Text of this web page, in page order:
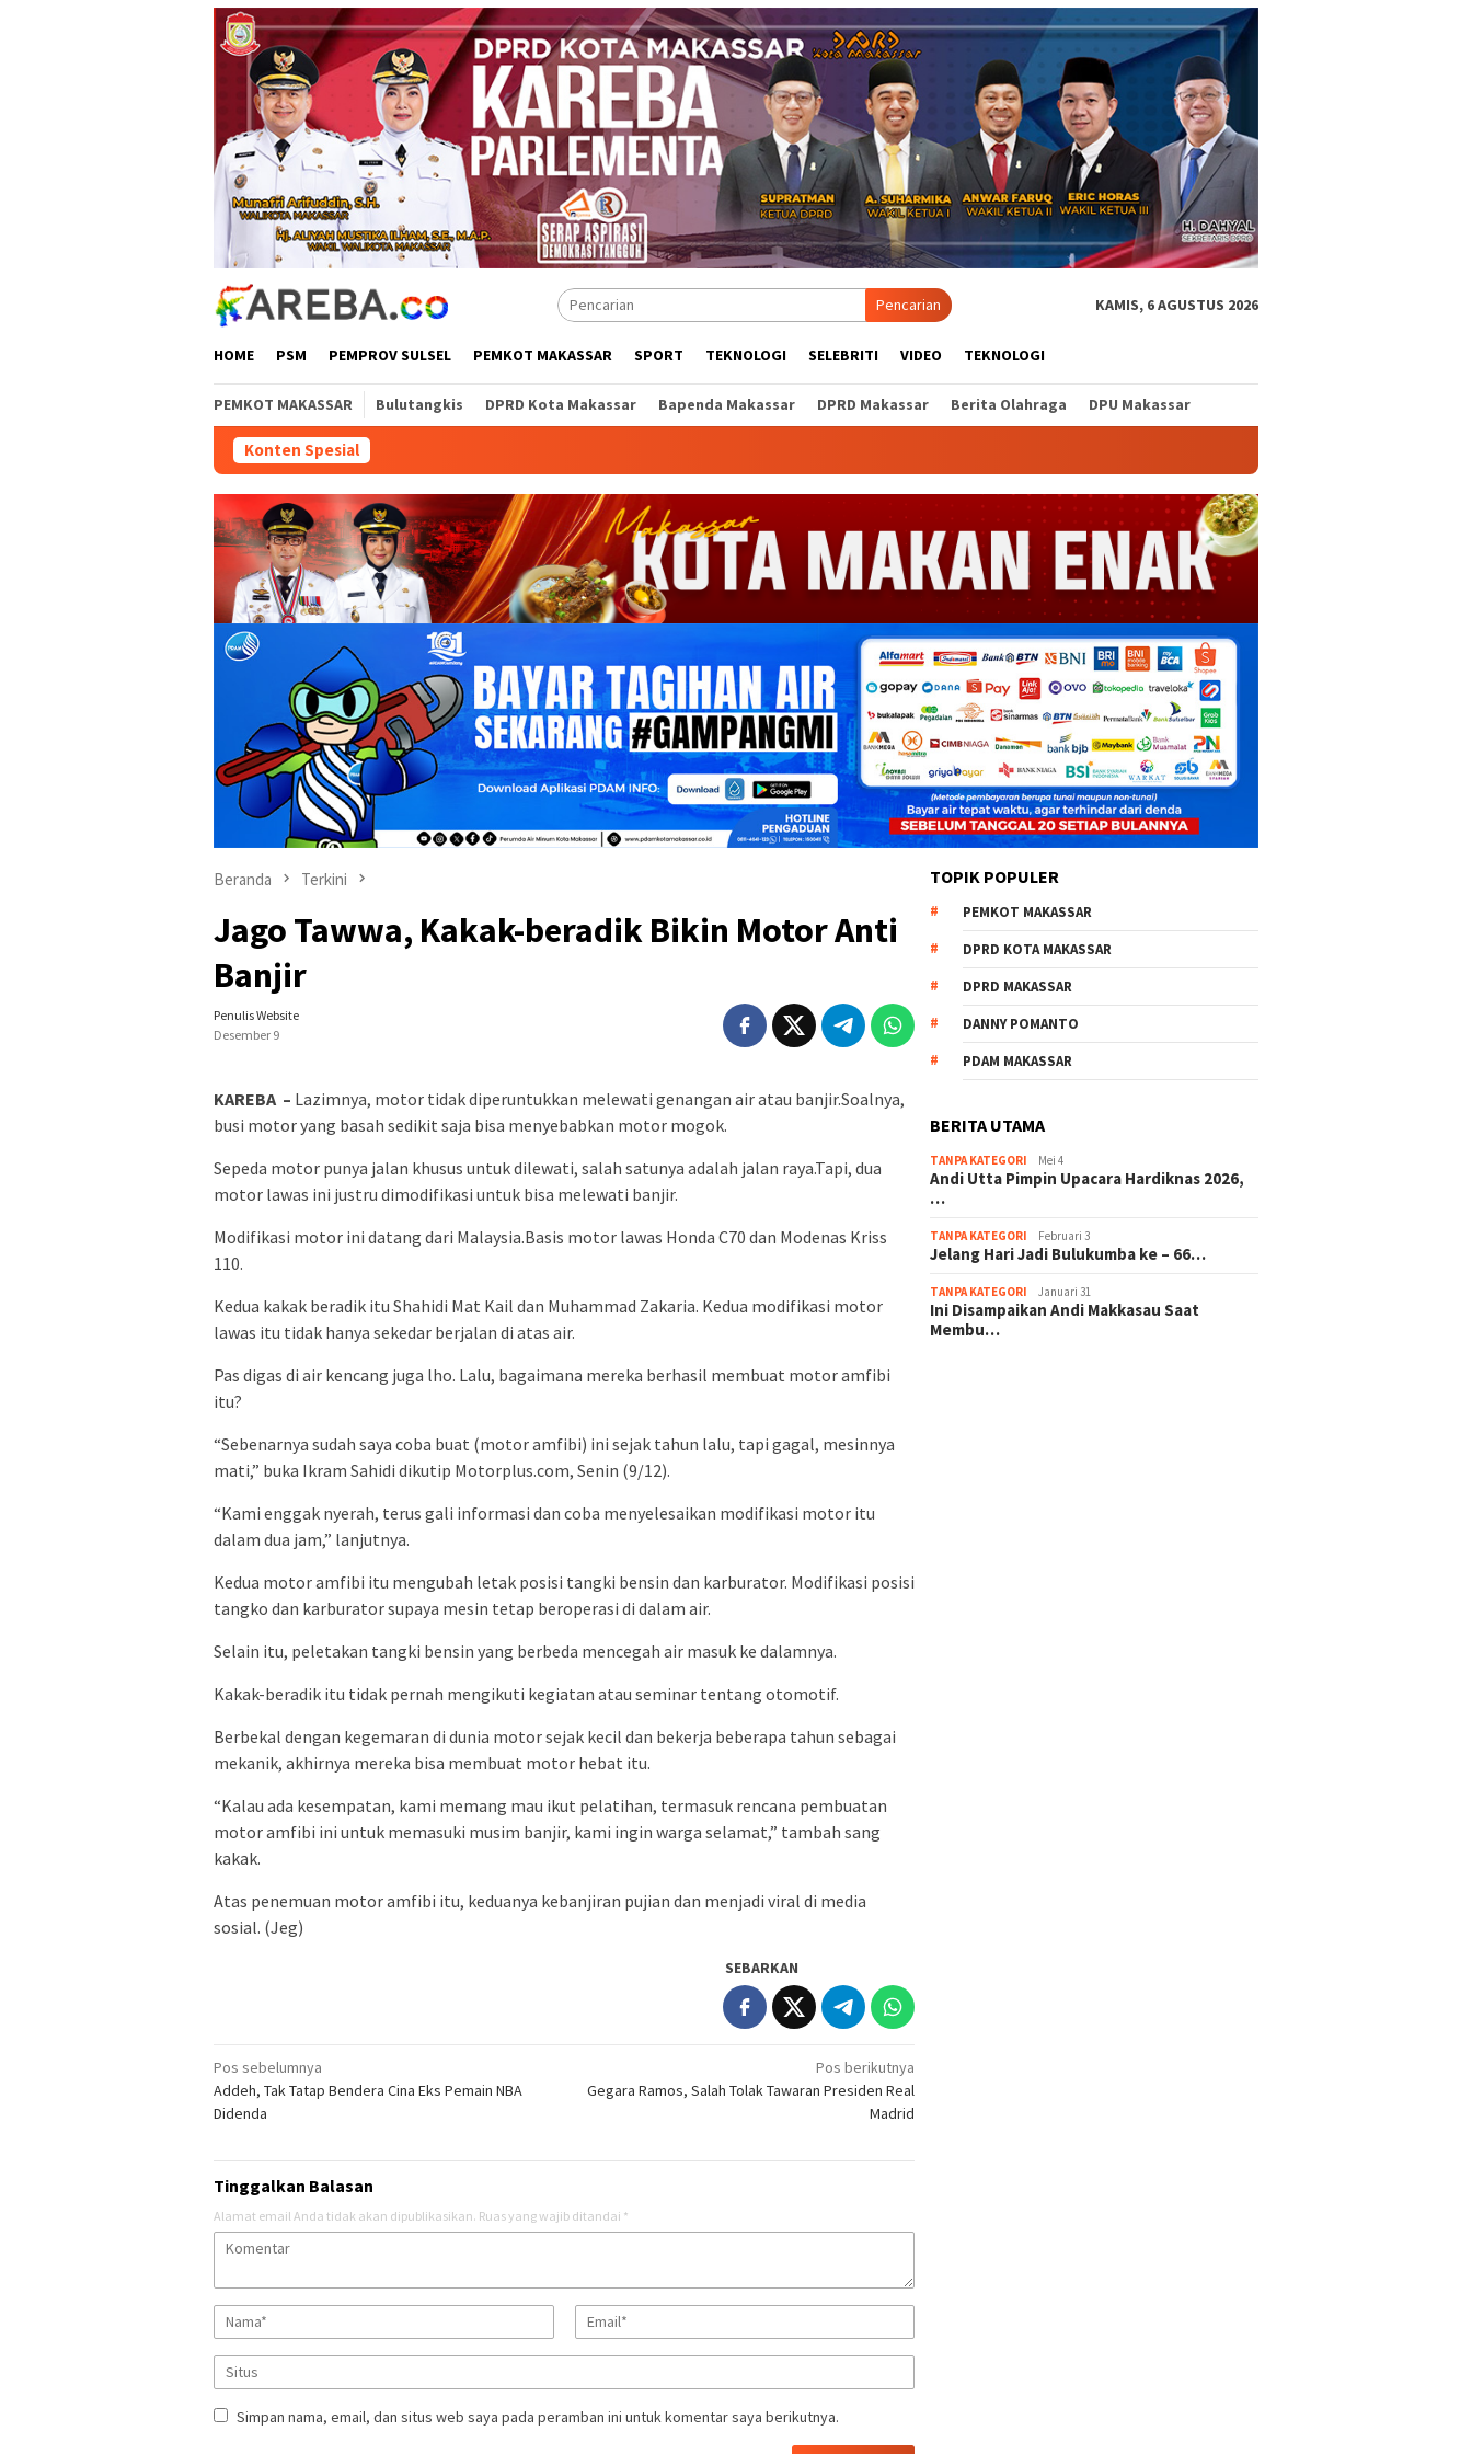
Pencarian KAMIS, 6 AGUSTUS 2026
HOME PSM PEMPROV SULSEL PEMKOT MAKASSAR SPORT TEKNOLOGI SELEBRITI VIDEO TEKNOLOGI
PEMKOT MAKASSAR Bulutangkis DPRD Kota Makassar Bapenda Makassar DPRD Makassar Berita Olahraga DPU Makassar
Konten Spesial
Beranda Terkini
Jago Tawwa, Kakak-beradik Bikin Motor Anti
Banjir
Penulis Website
Desember 9
KAREBA – Lazimnya, motor tidak diperuntukkan melewati genangan air atau banjir.Soalnya,
busi motor yang basah sedikit saja bisa menyebabkan motor mogok.
Sepeda motor punya jalan khusus untuk dilewati, salah satunya adalah jalan raya.Tapi, dua
motor lawas ini justru dimodifikasi untuk bisa melewati banjir.
Modifikasi motor ini datang dari Malaysia.Basis motor lawas Honda C70 dan Modenas Kriss
110.
Kedua kakak beradik itu Shahidi Mat Kail dan Muhammad Zakaria. Kedua modifikasi motor
lawas itu tidak hanya sekedar berjalan di atas air.
Pas digas di air kencang juga lho. Lalu, bagaimana mereka berhasil membuat motor amfibi
itu?
“Sebenarnya sudah saya coba buat (motor amfibi) ini sejak tahun lalu, tapi gagal, mesinnya
mati,” buka Ikram Sahidi dikutip Motorplus.com, Senin (9/12).
“Kami enggak nyerah, terus gali informasi dan coba menyelesaikan modifikasi motor itu
dalam dua jam,” lanjutnya.
Kedua motor amfibi itu mengubah letak posisi tangki bensin dan karburator. Modifikasi posisi
tangko dan karburator supaya mesin tetap beroperasi di dalam air.
Selain itu, peletakan tangki bensin yang berbeda mencegah air masuk ke dalamnya.
Kakak-beradik itu tidak pernah mengikuti kegiatan atau seminar tentang otomotif.
Berbekal dengan kegemaran di dunia motor sejak kecil dan bekerja beberapa tahun sebagai
mekanik, akhirnya mereka bisa membuat motor hebat itu.
“Kalau ada kesempatan, kami memang mau ikut pelatihan, termasuk rencana pembuatan
motor amfibi ini untuk memasuki musim banjir, kami ingin warga selamat,” tambah sang
kakak.
Atas penemuan motor amfibi itu, keduanya kebanjiran pujian dan menjadi viral di media
sosial. (Jeg)
SEBARKAN
Navigasi
pos
Pos sebelumnya
Addeh, Tak Tatap Bendera Cina Eks Pemain NBA
Didenda
Pos berikutnya
Gegara Ramos, Salah Tolak Tawaran Presiden Real
Madrid
Tinggalkan Balasan
Alamat email Anda tidak akan dipublikasikan. Ruas yang wajib ditandai *
Simpan nama, email, dan situs web saya pada peramban ini untuk komentar saya berikutnya.
TOPIK POPULER
PEMKOT MAKASSAR
DPRD KOTA MAKASSAR
DPRD MAKASSAR
DANNY POMANTO
PDAM MAKASSAR
BERITA UTAMA
TANPA KATEGORI Mei 4
Andi Utta Pimpin Upacara Hardiknas 2026,
…
TANPA KATEGORI Februari 3
Jelang Hari Jadi Bulukumba ke – 66…
TANPA KATEGORI Januari 31
Ini Disampaikan Andi Makkasau Saat
Membu…